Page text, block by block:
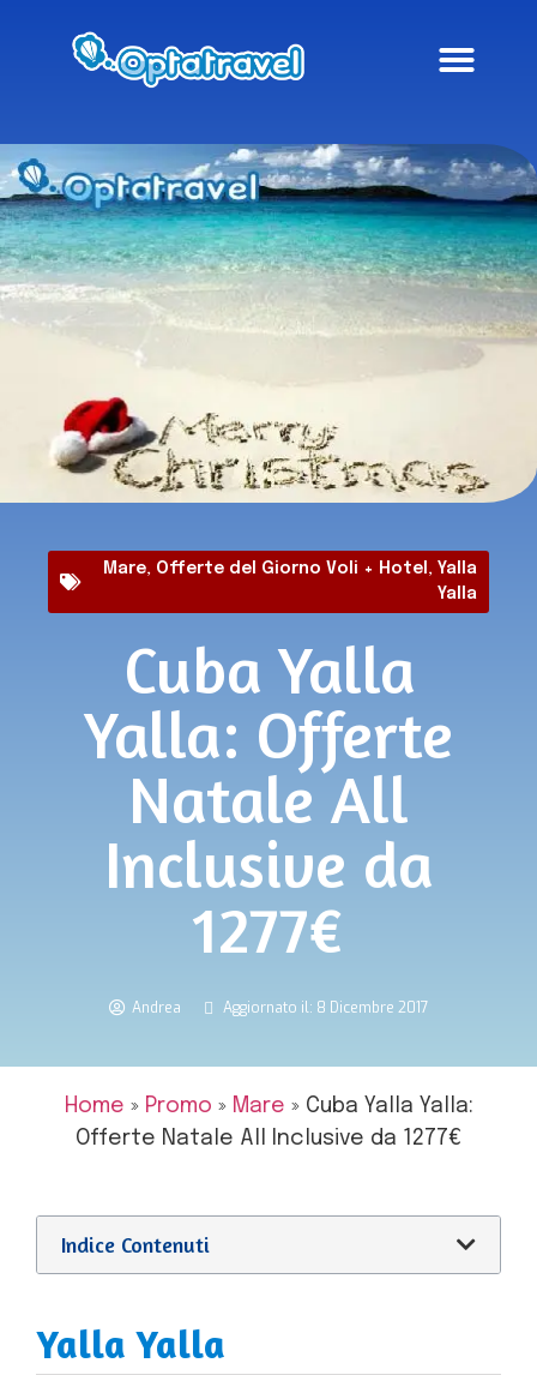
Mare, Offerte del Giorno Voli + Hotel , Yalla
Yalla
Cuba Yalla
Yalla: Offerte
Natale All
Inclusive da
1277€
Andrea Aggiornato il: 8 Dicembre 2017
Home » Promo » Mare » Cuba Yalla Yalla:
Offerte Natale All Inclusive da 1277€
Indice Contenuti
Yalla Yalla